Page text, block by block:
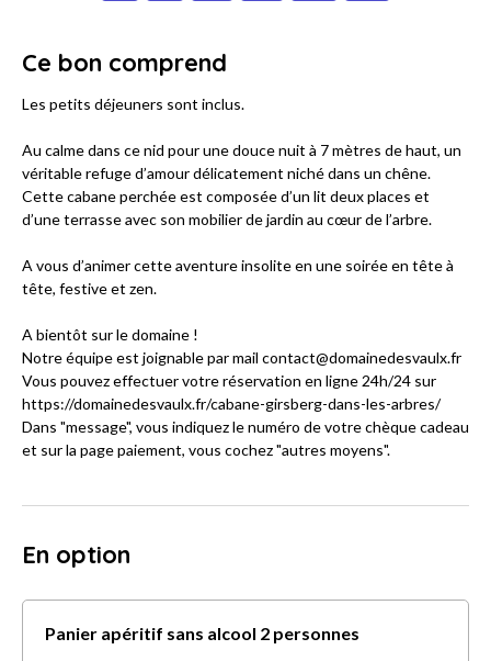
Ce bon comprend
Les petits déjeuners sont inclus.
Au calme dans ce nid pour une douce nuit à 7 mètres de haut, un
véritable refuge d’amour délicatement niché dans un chêne.
Cette cabane perchée est composée d’un lit deux places et
d’une terrasse avec son mobilier de jardin au cœur de l’arbre.
A vous d’animer cette aventure insolite en une soirée en tête à
tête, festive et zen.
A bientôt sur le domaine !
Notre équipe est joignable par mail contact@domainedesvaulx.fr
Vous pouvez effectuer votre réservation en ligne 24h/24 sur
https://domainedesvaulx.fr/cabane-girsberg-dans-les-arbres/
Dans "message", vous indiquez le numéro de votre chèque cadeau
et sur la page paiement, vous cochez "autres moyens".
En option
Panier apéritif sans alcool 2 personnes